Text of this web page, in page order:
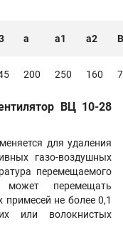
a a1 a2 B
200 250 160
ВЦ 10-28
для удаления
газо-воздушных
перемещаемого
перемещать
не более 0,1
или волокнистых